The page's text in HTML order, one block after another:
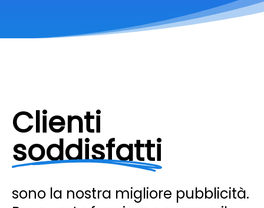
Clienti
soddisfatti
sono la nostra migliore pubblicità.